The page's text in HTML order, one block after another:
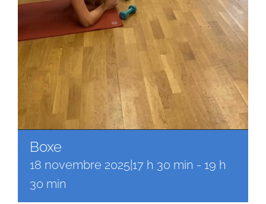
Boxe
18 novembre 2025|17 h 30 min - 19 h
30 min